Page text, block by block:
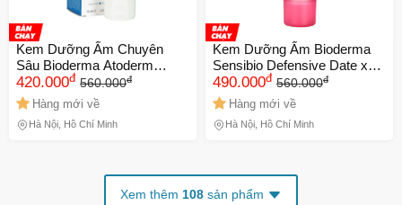
Kem Dưỡng Ẩm Chuyên
Sâu Bioderma Atoderm
Intensive Baume 75ml Date
xa NK
420.000đ 560.000đ
Hàng mới về
Hà Nội, Hồ Chí Minh
Kem Dưỡng Ẩm Bioderma
Sensibio Defensive Date xa
NK
490.000đ 560.000đ
Hàng mới về
Hà Nội, Hồ Chí Minh
Xem thêm 108 sản phẩm